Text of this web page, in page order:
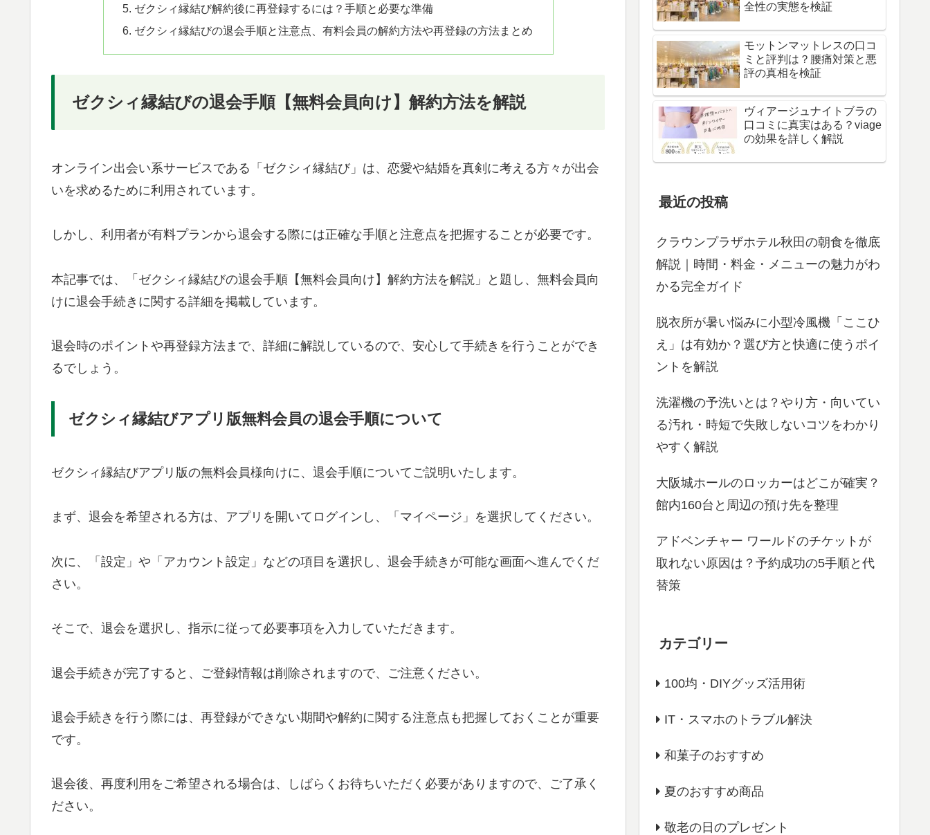
ゼクシィ縁結び解約後に再登録するには？手順と必要な準備
ゼクシィ縁結びの退会手順と注意点、有料会員の解約方法や再登録の方法まとめ
ゼクシィ縁結びの退会手順【無料会員向け】解約方法を解説
オンライン出会い系サービスである「ゼクシィ縁結び」は、恋愛や結婚を真剣に考える方々が出会
いを求めるために利用されています。
しかし、利用者が有料プランから退会する際には正確な手順と注意点を把握することが必要です。
本記事では、「ゼクシィ縁結びの退会手順【無料会員向け】解約方法を解説」と題し、無料会員向
けに退会手続きに関する詳細を掲載しています。
退会時のポイントや再登録方法まで、詳細に解説しているので、安心して手続きを行うことができ
るでしょう。
ゼクシィ縁結びアプリ版無料会員の退会手順について
ゼクシィ縁結びアプリ版の無料会員様向けに、退会手順についてご説明いたします。
まず、退会を希望される方は、アプリを開いてログインし、「マイページ」を選択してください。
次に、「設定」や「アカウント設定」などの項目を選択し、退会手続きが可能な画面へ進んでくだ
さい。
そこで、退会を選択し、指示に従って必要事項を入力していただきます。
退会手続きが完了すると、ご登録情報は削除されますので、ご注意ください。
退会手続きを行う際には、再登録ができない期間や解約に関する注意点も把握しておくことが重要
です。
退会後、再度利用をご希望される場合は、しばらくお待ちいただく必要がありますので、ご了承く
ださい。
全性の実態を検証
モットンマットレスの口コ
ミと評判は？腰痛対策と悪
評の真相を検証
ヴィアージュナイトブラの
口コミに真実はある？viage
の効果を詳しく解説
最近の投稿
クラウンプラザホテル秋田の朝食を徹底
解説｜時間・料金・メニューの魅力がわ
かる完全ガイド
脱衣所が暑い悩みに小型冷風機「ここひ
え」は有効か？選び方と快適に使うポイ
ントを解説
洗濯機の予洗いとは？やり方・向いてい
る汚れ・時短で失敗しないコツをわかり
やすく解説
大阪城ホールのロッカーはどこが確実？
館内160台と周辺の預け先を整理
アドベンチャー ワールドのチケットが
取れない原因は？予約成功の5手順と代
替策
カテゴリー
100均・DIYグッズ活用術
IT・スマホのトラブル解決
和菓子のおすすめ
夏のおすすめ商品
敬老の日のプレゼント